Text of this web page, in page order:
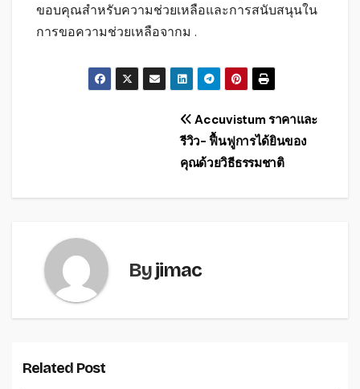
ขอบคุณสำหรับความช่วยเหลือและการสนับสนุนใน
การขอความช่วยเหลือจากม .
Accuvistum ราคาและ
รีวิว- ฟื้นฟูการได้ยินของ
คุณด้วยวิธีธรรมชาติ
Byjimac
Related Post